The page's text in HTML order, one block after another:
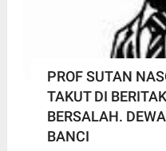
PROF SUTAN
TAKUT DI
BERSALAH.
BANCI